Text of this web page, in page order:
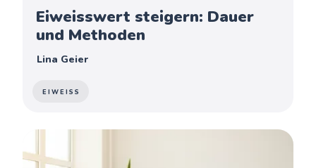
Eiweisswert steigern: Dauer
und Methoden
Lina Geier
EIWEISS